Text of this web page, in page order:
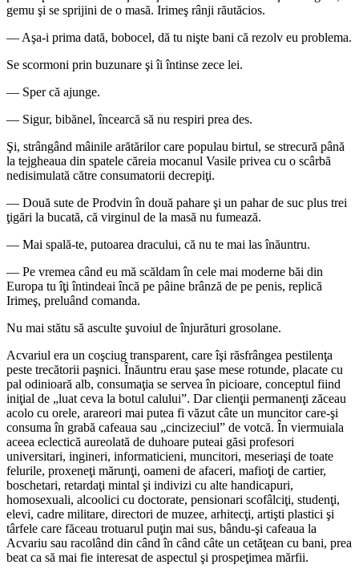
gemu şi se sprijini de o masă. Irimeş rânji răutăcios.
― Aşa-i prima dată, bobocel, dă tu nişte bani că rezolv eu problema.
Se scormoni prin buzunare şi îi întinse zece lei.
― Sper că ajunge.
― Sigur, bibănel, încearcă să nu respiri prea des.
Şi, strângând mâinile arătărilor care populau birtul, se strecură până
la tejgheaua din spatele căreia mocanul Vasile privea cu o scârbă
nedisimulată către consumatorii decrepiţi.
― Două sute de Prodvin în două pahare şi un pahar de suc plus trei
ţigări la bucată, că virginul de la masă nu fumează.
― Mai spală-te, putoarea dracului, că nu te mai las înăuntru.
― Pe vremea când eu mă scăldam în cele mai moderne băi din
Europa tu îţi întindeai încă pe pâine brânză de pe penis, replică
Irimeş, preluând comanda.
Nu mai stătu să asculte şuvoiul de înjurături grosolane.
Acvariul era un coşciug transparent, care îşi răsfrângea pestilenţa
peste trecătorii paşnici. Înăuntru erau şase mese rotunde, placate cu
pal odinioară alb, consumaţia se servea în picioare, conceptul fiind
iniţial de „luat ceva la botul calului”. Dar clienţii permanenţi zăceau
acolo cu orele, arareori mai putea fi văzut câte un muncitor care-şi
consuma în grabă cafeaua sau „cincizeciul” de votcă. În viermuiala
aceea eclectică aureolată de duhoare puteai găsi profesori
universitari, ingineri, informaticieni, muncitori, meseriaşi de toate
felurile, proxeneţi mărunţi, oameni de afaceri, mafioţi de cartier,
boschetari, retardaţi mintal şi indivizi cu alte handicapuri,
homosexuali, alcoolici cu doctorate, pensionari scofâlciţi, studenţi,
elevi, cadre militare, directori de muzee, arhitecţi, artişti plastici şi
târfele care făceau trotuarul puţin mai sus, bându-şi cafeaua la
Acvariu sau racolând din când în când câte un cetăţean cu bani, prea
beat ca să mai fie interesat de aspectul şi prospeţimea mărfii.